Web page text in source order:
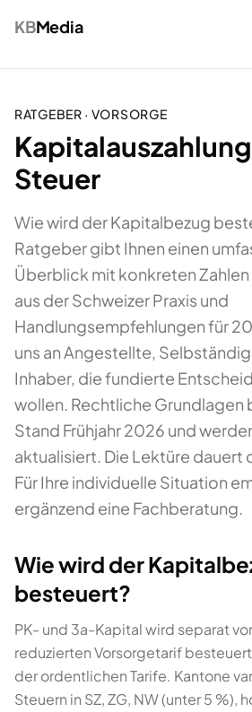
KBMedia
RATGEBER · VORSORGE
Steuer
Wie wird der Kapitalbezug
Ratgeber gibt Ihnen einen
Überblick mit konkreten Zahlen
aus der Schweizer Praxis und
Handlungsempfehlungen für
uns an Angestellte,
Inhaber, die fundierte
wollen. Rechtliche Grundlagen
Stand Frühjahr 2026 und
aktualisiert. Die Lektüre dauert
Für Ihre individuelle Situation
ergänzend eine Fachberatung.
Wie wird der
besteuert?
PK- und 3a-Kapital wird separat
reduzierten Vorsorgetarif
der ordentlichen Tarife. Kantone
Steuern in SZ, ZG, NW (unter 5 %),